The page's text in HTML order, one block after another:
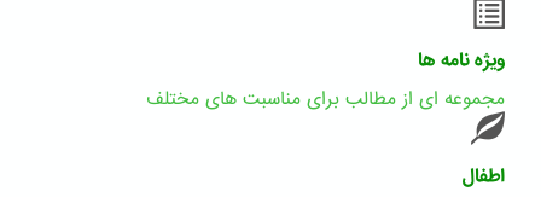
ویژه نامه ها
مجموعه ای از مطالب برای مناسبت های مختلف
اطفال